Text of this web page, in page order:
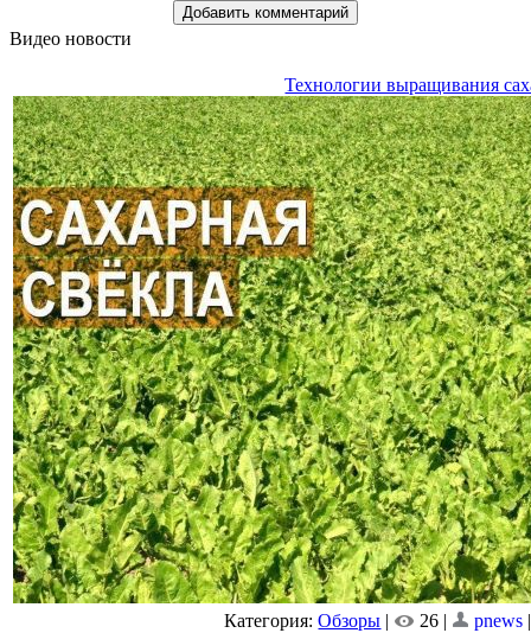
Видео новости
Технологии выращивания
Категория:Обзоры | 26 | pnews